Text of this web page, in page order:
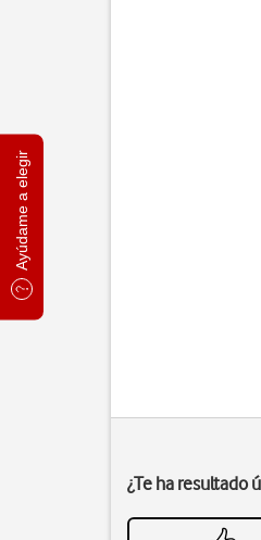
Ayúdame a elegir
¿Te ha resultado